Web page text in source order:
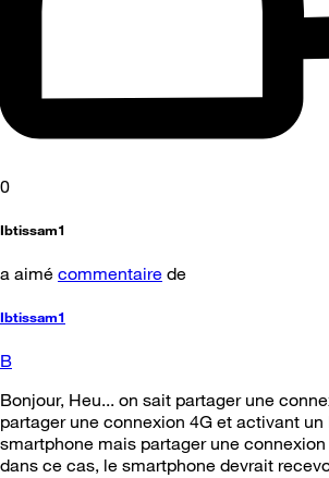
0
Ibtissam1
a aimé commentaire de
Ibtissam1
B
Bonjour, Heu... on sait partager une
partager une connexion 4G et activant
smartphone mais partager une
dans ce cas, le smartphone devrait